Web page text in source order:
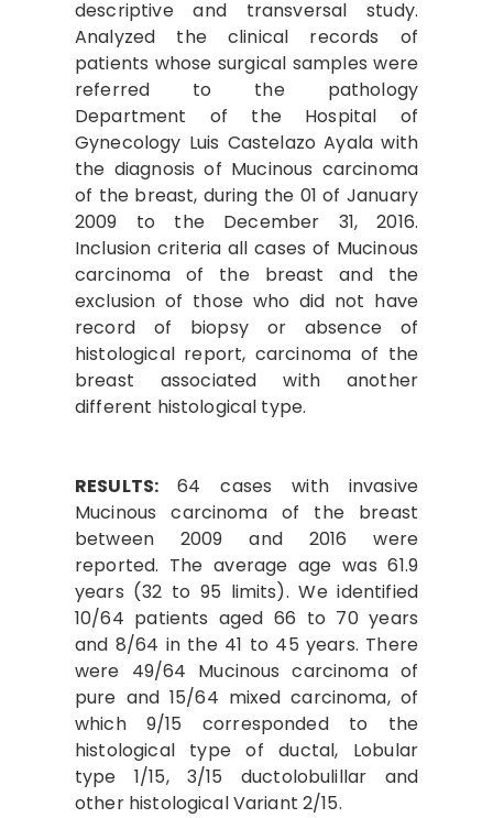
descriptive and transversal study.
Analyzed the clinical records of
patients whose surgical samples were
referred to the pathology
Department of the Hospital of
Gynecology Luis Castelazo Ayala with
the diagnosis of Mucinous carcinoma
of the breast, during the 01 of January
2009 to the December 31, 2016.
Inclusion criteria all cases of Mucinous
carcinoma of the breast and the
exclusion of those who did not have
record of biopsy or absence of
histological report, carcinoma of the
breast associated with another
different histological type.
RESULTS:64 cases with invasive
Mucinous carcinoma of the breast
between 2009 and 2016 were
reported. The average age was 61.9
years (32 to 95 limits). We identified
10/64 patients aged 66 to 70 years
and 8/64 in the 41 to 45 years. There
were 49/64 Mucinous carcinoma of
pure and 15/64 mixed carcinoma, of
which 9/15 corresponded to the
histological type of ductal, Lobular
type 1/15, 3/15 ductolobulillar and
other histological Variant 2/15.